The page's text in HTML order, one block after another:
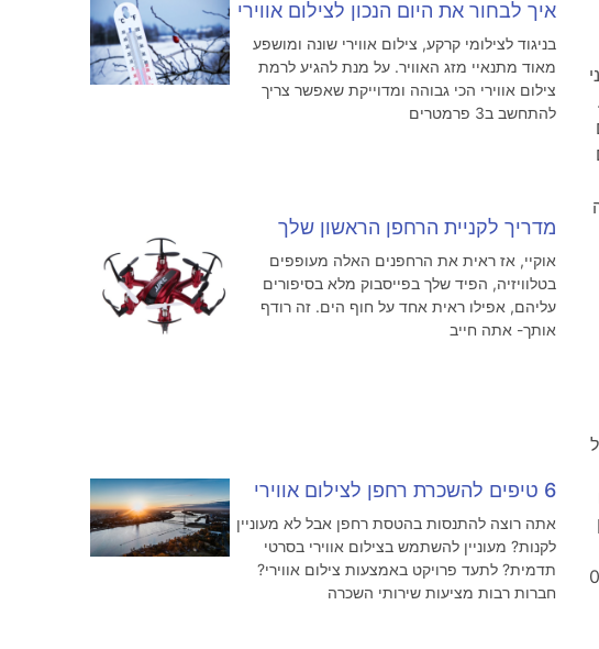
268-
איך לבחור את היום הנכון לצילום אווירי
בניגוד לצילומי קרקע, צילום אווירי שונה ומושפע
מאוד מתנאיי מזג האוויר. על מנת להגיע לרמת
צילום אווירי הכי גבוהה ומדוייקת שאפשר צריך
להתחשב ב3 פרמטרים
מדריך לקניית הרחפן הראשון שלך
אוקיי, אז ראית את הרחפנים האלה מעופפים
בטלוויזיה, הפיד שלך בפייסבוק מלא בסיפורים
עליהם, אפילו ראית אחד על חוף הים. זה רודף
אותך- אתה חייב
6 טיפים להשכרת רחפן לצילום אווירי
אתה רוצה להתנסות בהטסת רחפן אבל לא מעוניין
לקנות? מעוניין להשתמש בצילום אווירי בסרטי
תדמית? לתעד פרויקט באמצעות צילום אווירי?
חברות רבות מציעות שירותי השכרה